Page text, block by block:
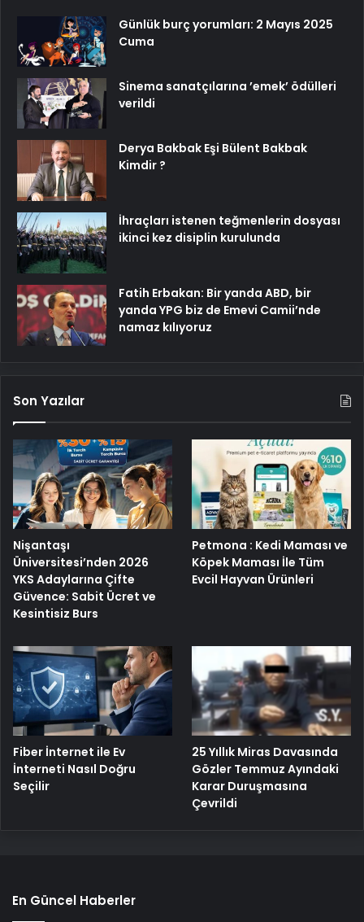
Günlük burç yorumları: 2 Mayıs 2025
Cuma
Sinema sanatçılarına ’emek’ ödülleri
verildi
Derya Bakbak Eşi Bülent Bakbak
Kimdir ?
İhraçları istenen teğmenlerin dosyası
ikinci kez disiplin kurulunda
Fatih Erbakan: Bir yanda ABD, bir
yanda YPG biz de Emevi Camii’nde
namaz kılıyoruz
Son Yazılar
Nişantaşı
Üniversitesi’nden 2026
YKS Adaylarına Çifte
Güvence: Sabit Ücret ve
Kesintisiz Burs
Petmona : Kedi Maması ve
Köpek Maması İle Tüm
Evcil Hayvan Ürünleri
Fiber İnternet ile Ev
İnterneti Nasıl Doğru
Seçilir
25 Yıllık Miras Davasında
Gözler Temmuz Ayındaki
Karar Duruşmasına
Çevrildi
En Güncel Haberler